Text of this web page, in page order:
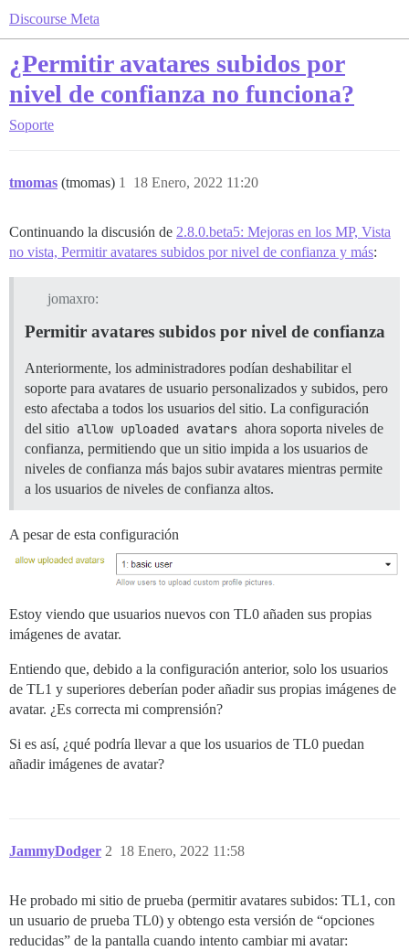
Discourse Meta
¿Permitir avatares subidos por
nivel de confianza no funciona?
Soporte
tmomas (tmomas) 18 Enero, 2022 11:20
1
Continuando la discusión de 2.8.0.beta5: Mejoras en los MP, Vista
no vista, Permitir avatares subidos por nivel de confianza y más:
jomaxro:
Permitir avatares subidos por nivel de confianza
Anteriormente, los administradores podían deshabilitar el
soporte para avatares de usuario personalizados y subidos, pero
esto afectaba a todos los usuarios del sitio. La configuración
del sitio allow uploaded avatars ahora soporta niveles de
confianza, permitiendo que un sitio impida a los usuarios de
niveles de confianza más bajos subir avatares mientras permite
a los usuarios de niveles de confianza altos.
A pesar de esta configuración
Estoy viendo que usuarios nuevos con TL0 añaden sus propias
imágenes de avatar.
Entiendo que, debido a la configuración anterior, solo los usuarios
de TL1 y superiores deberían poder añadir sus propias imágenes de
avatar. ¿Es correcta mi comprensión?
Si es así, ¿qué podría llevar a que los usuarios de TL0 puedan
añadir imágenes de avatar?
JammyDodger 18 Enero, 2022 11:58
2
He probado mi sitio de prueba (permitir avatares subidos: TL1, con
un usuario de prueba TL0) y obtengo esta versión de “opciones
reducidas” de la pantalla cuando intento cambiar mi avatar: